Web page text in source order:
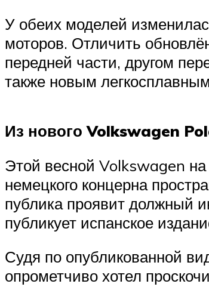
У обеих моделей
моторов. Отличить
передней части, другом
также новым
Из нового Volkswagen
Этой весной Volkswagen
немецкого концерна
публика проявит должный
публикует испанское
Судя по опубликованной
опрометчиво хотел